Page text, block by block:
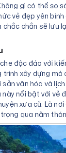
gì có thể so
vẻ đẹp yên
chắn sẽ lưu
độc đáo với
trình xây dựng mà
văn hóa và
này nổi bật với vẻ
xưa cũ. Là
qua năm